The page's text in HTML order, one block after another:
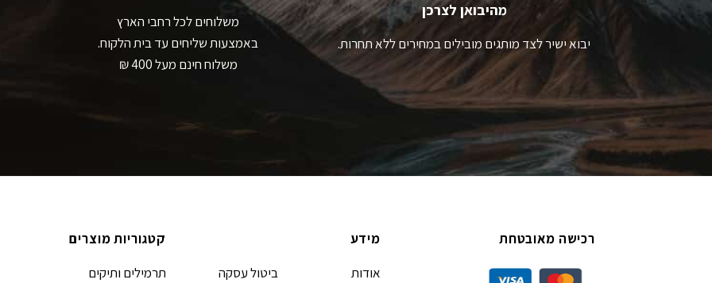
מהיבואן לצרכן
יבוא ישיר לצד מותגים מובילים במחירים ללא תחרות.
משלוחים לכל רחבי הארץ
באמצעות שליחים עד בית הלקוח.
משלוח חינם מעל 400 ₪
רכישה מאובטחת
מידע
אודות
ביטול עסקה
קטגוריות מוצרים
תרמילים ותיקים